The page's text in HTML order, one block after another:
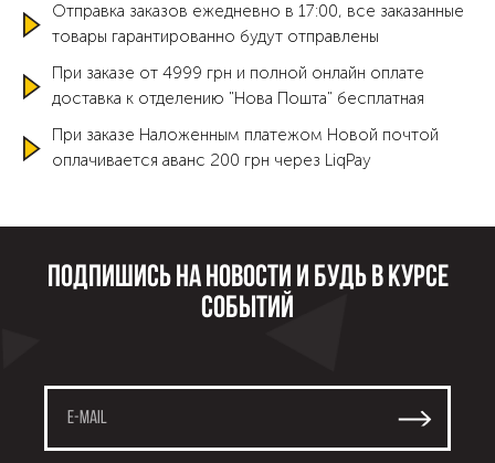
Отправка заказов ежедневно в 17:00, все заказанные
товары гарантированно будут отправлены
При заказе от 4999 грн и полной онлайн оплате
доставка к отделению "Нова Пошта" бесплатная
При заказе Наложенным платежом Новой почтой
оплачивается аванс 200 грн через LiqPay
Подпишись на новости и будь в курсе
событий